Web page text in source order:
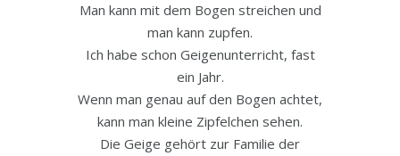
Man kann mit dem Bogen streichen und
man kann zupfen.
Ich habe schon Geigenunterricht, fast
ein Jahr.
Wenn man genau auf den Bogen achtet,
kann man kleine Zipfelchen sehen.
Die Geige gehört zur Familie der